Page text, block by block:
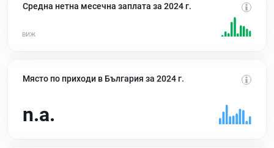
Средна нетна месечна заплата за 2024 г.
Място по приходи в България за 2024 г.
n.a.